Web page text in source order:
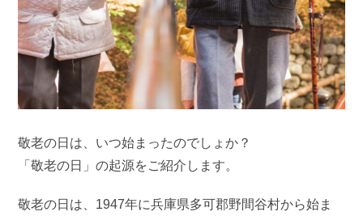
敬老の日は、いつ始まったのでしょか？
「敬老の日」の起源をご紹介します。
敬老の日は、1947年に兵庫県多可郡野間谷村から始ま